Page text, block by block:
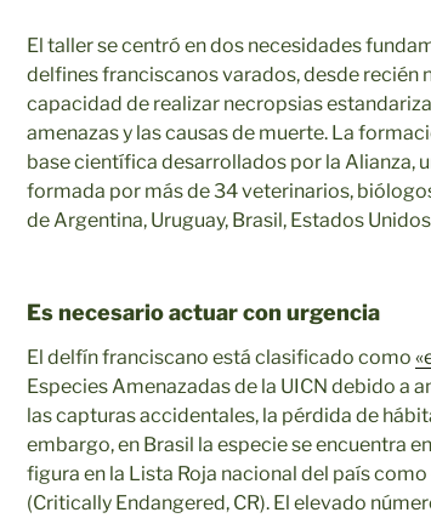
El taller se centró en dos necesidades
delfines franciscanos varados, desde recién
capacidad de realizar necropsias
amenazas y las causas de muerte. La
base científica desarrollados por la Alianza,
formada por más de 34 veterinarios,
de Argentina, Uruguay, Brasil, Estados
Es necesario actuar con urgencia
El delfín franciscano está clasificado como
Especies Amenazadas de la UICN debido a
las capturas accidentales, la pérdida de
embargo, en Brasil la especie se encuentra
figura en la Lista Roja nacional del país
(Critically Endangered, CR). El elevado